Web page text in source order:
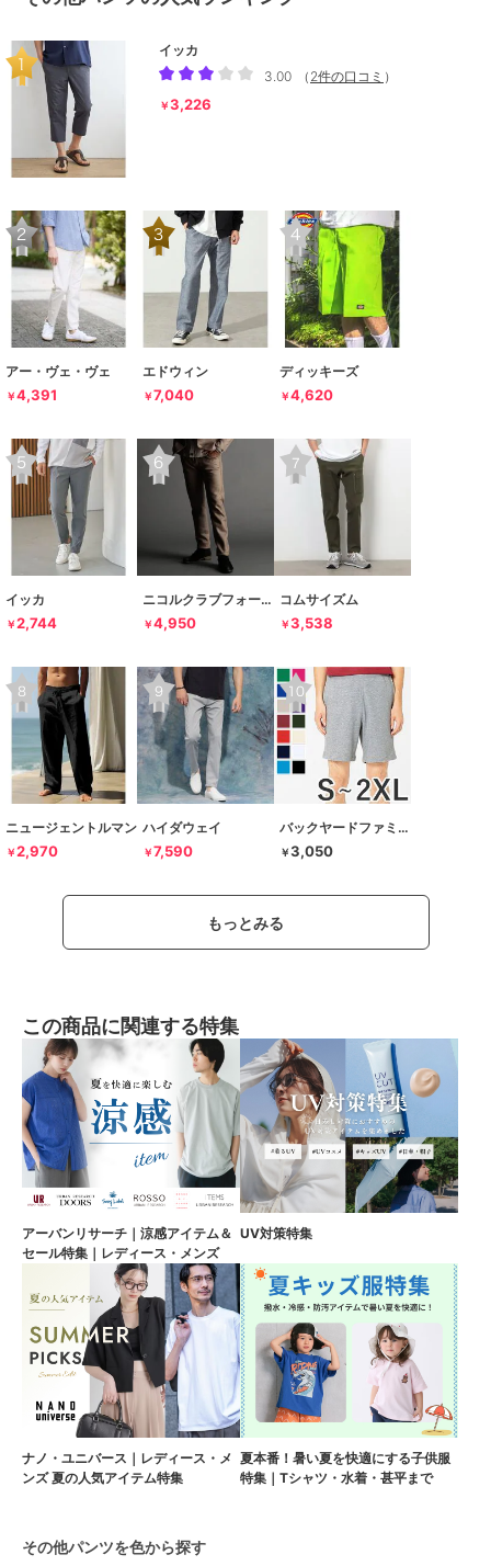
イッカ
3.00
（ 2件の口コミ ）
￥3,226
アー・ヴェ・ヴェ
￥4,391
エドウィン
￥7,040
ディッキーズ
￥4,620
イッカ
￥2,744
ニコルクラブフォーメン
￥4,950
コムサイズム
￥3,538
ニュージェントルマン
￥2,970
ハイダウェイ
￥7,590
バックヤードファミリー
￥3,050
もっとみる
この商品に関連する特集
アーバンリサーチ｜涼感アイテム＆
セール特集｜レディース・メンズ
UV対策特集
ナノ・ユニバース｜レディース・メ
ンズ 夏の人気アイテム特集
夏本番！暑い夏を快適にする子供服
特集｜Tシャツ・水着・甚平まで
その他パンツを色から探す